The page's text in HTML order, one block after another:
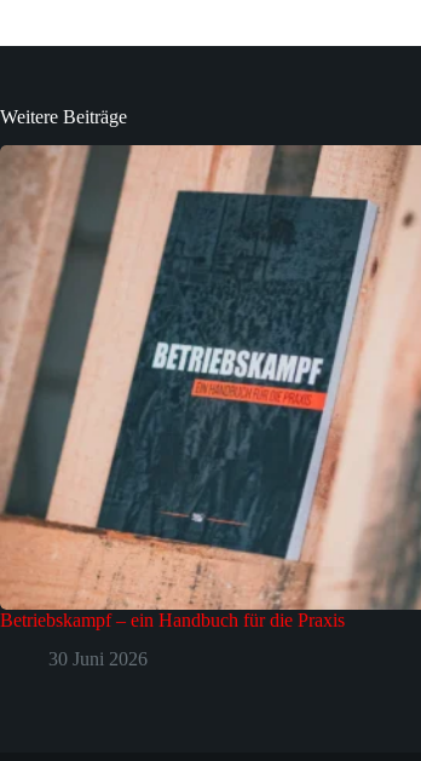
Weitere Beiträge
Betriebskampf – ein Handbuch für die Praxis
30 Juni 2026